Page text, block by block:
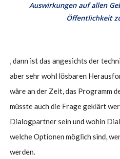
Auswirkungen auf allen
Öffentlichkeit
, dann ist das angesichts der
aber sehr wohl lösbaren
wäre an der Zeit, das Programm
müsste auch die Frage geklärt
Dialogpartner sein und wohin
welche Optionen möglich sind,
werden.